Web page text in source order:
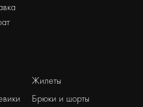
Жилеты
Брюки и шорты